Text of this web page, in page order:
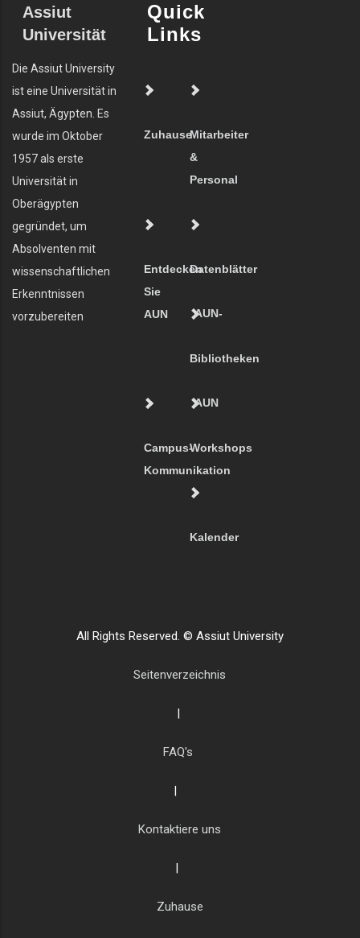
Assiut
Universität
Die Assiut University
ist eine Universität in
Assiut, Ägypten. Es
wurde im Oktober
1957 als erste
Universität in
Oberägypten
gegründet, um
Absolventen mit
wissenschaftlichen
Erkenntnissen
vorzubereiten
Quick
Links
ZuhauseMitarbeiter
&
Personal
Entdecken
Sie
AUN
Datenblätter
AUN-
Bibliotheken
Campus-
Kommunikation
AUN
Workshops
Kalender
All Rights Reserved. © Assiut University
Seitenverzeichnis
|
FAQ's
|
Kontaktiere uns
|
Zuhause